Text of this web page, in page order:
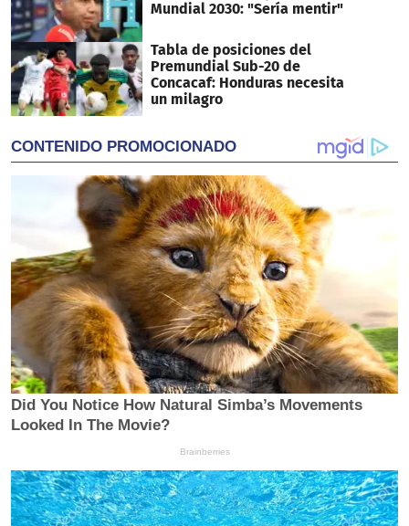
Mundial 2030: "Sería mentir"
Tabla de posiciones del
Premundial Sub-20 de
Concacaf: Honduras necesita
un milagro